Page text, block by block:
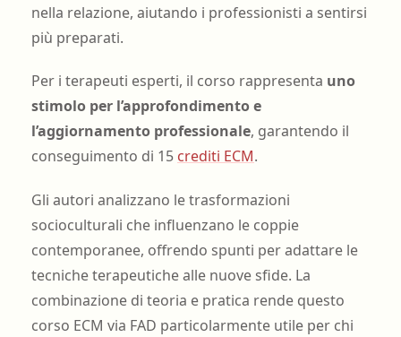
nella relazione, aiutando i professionisti a sentirsi
più preparati.
Per i terapeuti esperti, il corso rappresenta uno
stimolo per l’approfondimento e
l’aggiornamento professionale, garantendo il
conseguimento di 15 crediti ECM.
Gli autori analizzano le trasformazioni
socioculturali che influenzano le coppie
contemporanee, offrendo spunti per adattare le
tecniche terapeutiche alle nuove sfide. La
combinazione di teoria e pratica rende questo
corso ECM via FAD particolarmente utile per chi